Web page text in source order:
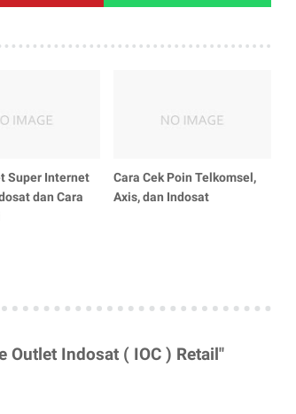
Super Internet
dan Cara
Cara Cek Poin Telkomsel,
Axis, dan Indosat
Indosat ( IOC ) Retail"